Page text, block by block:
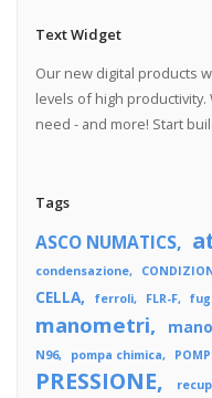
Text Widget
Our new digital products
levels of high
need - and more! Start
Tags
ASCO NUMATICS
condensazione
CELLA
ferroli FLR-F
manometri
N96
pompa chimica
PRESSIONE